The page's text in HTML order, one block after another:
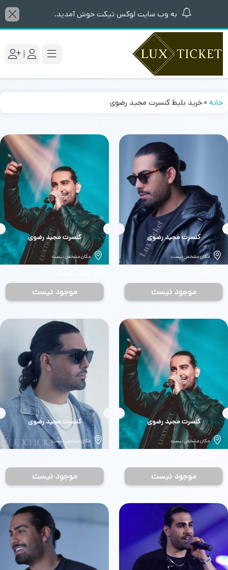
به وب سایت لوکس تیکت خوش آمدید.
|
خانه »خرید بلیط کنسرت مجید رضوی
بلیط
کنسرت مجید رضوی
مکان مشخص نیست
موجود نیست
بلیط
کنسرت مجید رضوی
مکان مشخص نیست
موجود نیست
بلیط
کنسرت مجید رضوی
مکان مشخص نیست
موجود نیست
بلیط
کنسرت مجید رضوی
مکان مشخص نیست
موجود نیست